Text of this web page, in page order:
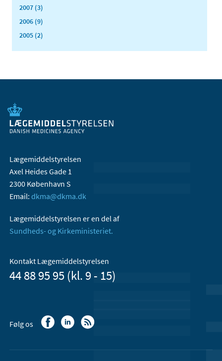
2007 (3)
2006 (9)
2005 (2)
Lægemiddelstyrelsen
Axel Heides Gade 1
2300 København S
Email: dkma@dkma.dk
Lægemiddelstyrelsen er en del af
Sundheds- og Kirkeministeriet.
Kontakt Lægemiddelstyrelsen
44 88 95 95 (kl. 9 - 15)
Følg os